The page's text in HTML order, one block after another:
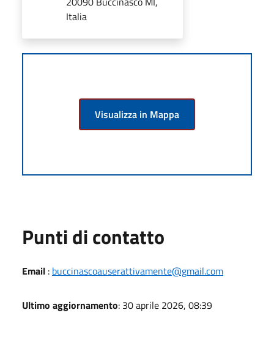
Italia
Visualizza in Mappa
Punti di contatto
Email : buccinascoauserattivamente@gmail.com
Ultimo aggiornamento: 30 aprile 2026, 08:39